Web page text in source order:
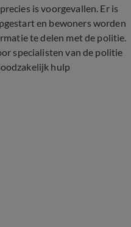
is voorgevallen. Er is
en bewoners worden
te delen met de politie.
specialisten van de politie
hulp